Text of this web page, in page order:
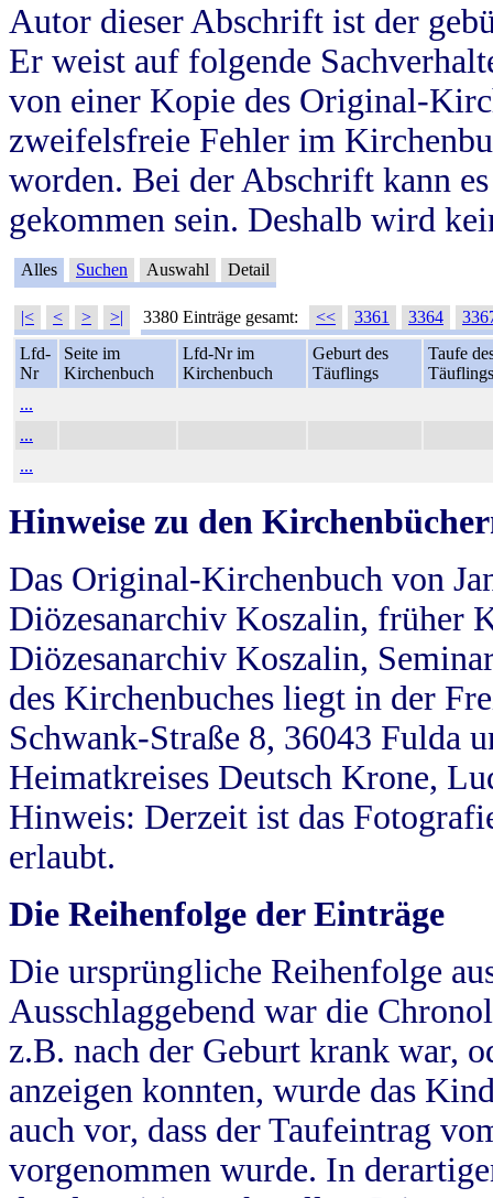
Autor dieser Abschrift ist der
Er weist auf folgende
von einer Kopie des Original-
zweifelsfreie Fehler im
worden. Bei der Abschrift kann
gekommen sein. Deshalb wird
Alles Suchen Auswahl Detail
|< < > >| 3380 Einträge gesamt: << 3361 3364
Lfd-
Nr
Seite im
Kirchenbuch
Lfd-Nr im
Kirchenbuch
Geburt des
Täuflings
Taufe
Täuflings
...
...
...
Hinweise zu den
Das Original-Kirchenbuch von
Diözesanarchiv Koszalin, früher
Diözesanarchiv Koszalin,
des Kirchenbuches liegt in der
Schwank-Straße 8, 36043 Fulda
Heimatkreises Deutsch Krone,
Hinweis: Derzeit ist das
erlaubt.
Die Reihenfolge der Einträge
Die ursprüngliche Reihenfolge
Ausschlaggebend war die
z.B. nach der Geburt krank war,
anzeigen konnten, wurde das
auch vor, dass der Taufeintrag
vorgenommen wurde. In